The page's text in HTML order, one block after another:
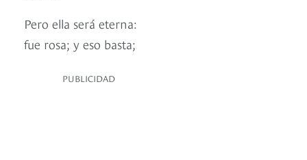
Pero ella será eterna:
fue rosa; y eso basta;
PUBLICIDAD